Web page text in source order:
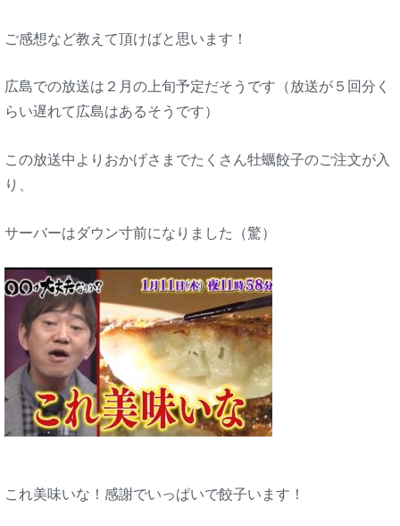
ご感想など教えて頂けばと思います！
広島での放送は２月の上旬予定だそうです（放送が５回分く
らい遅れて広島はあるそうです）
この放送中よりおかげさまでたくさん牡蠣餃子のご注文が入
り、
サーバーはダウン寸前になりました（驚）
これ美味いな！感謝でいっぱいで餃子います！